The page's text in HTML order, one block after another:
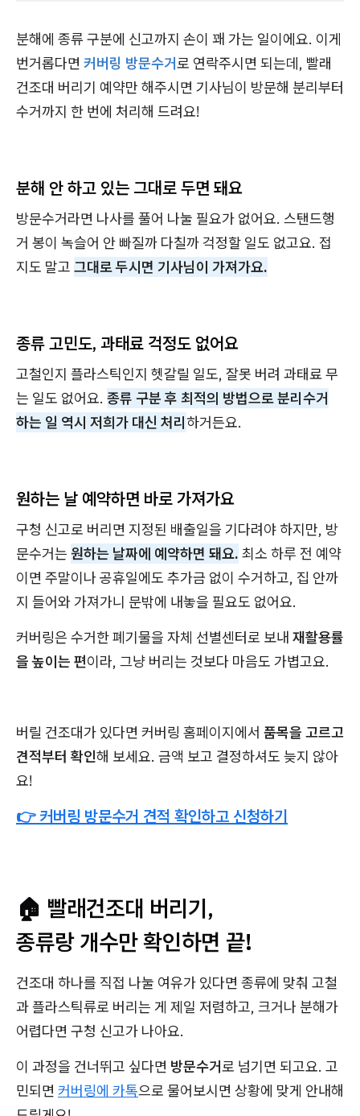
분해에 종류 구분에 신고까지 손이 꽤 가는 일이에요. 이게
번거롭다면 커버링 방문수거로 연락주시면 되는데, 빨래
건조대 버리기 예약만 해주시면 기사님이 방문해 분리부터
수거까지 한 번에 처리해 드려요!
분해 안 하고 있는 그대로 두면 돼요
방문수거라면 나사를 풀어 나눌 필요가 없어요. 스탠드행
거 봉이 녹슬어 안 빠질까 다칠까 걱정할 일도 없고요. 접
지도 말고 그대로 두시면 기사님이 가져가요.
종류 고민도, 과태료 걱정도 없어요
고철인지 플라스틱인지 헷갈릴 일도, 잘못 버려 과태료 무
는 일도 없어요. 종류 구분 후 최적의 방법으로 분리수거
하는 일 역시 저희가 대신 처리하거든요.
원하는 날 예약하면 바로 가져가요
구청 신고로 버리면 지정된 배출일을 기다려야 하지만, 방
문수거는 원하는 날짜에 예약하면 돼요. 최소 하루 전 예약
이면 주말이나 공휴일에도 추가금 없이 수거하고, 집 안까
지 들어와 가져가니 문밖에 내놓을 필요도 없어요.
커버링은 수거한 폐기물을 자체 선별센터로 보내 재활용률
을 높이는 편이라, 그냥 버리는 것보다 마음도 가볍고요.
버릴 건조대가 있다면 커버링 홈페이지에서 품목을 고르고
견적부터 확인해 보세요. 금액 보고 결정하셔도 늦지 않아
요!
👉 커버링 방문수거 견적 확인하고 신청하기
🏠 빨래건조대 버리기,
종류랑 개수만 확인하면 끝!
건조대 하나를 직접 나눌 여유가 있다면 종류에 맞춰 고철
과 플라스틱류로 버리는 게 제일 저렴하고, 크거나 분해가
어렵다면 구청 신고가 나아요.
이 과정을 건너뛰고 싶다면 방문수거로 넘기면 되고요. 고
민되면 커버링에 카톡으로 물어보시면 상황에 맞게 안내해